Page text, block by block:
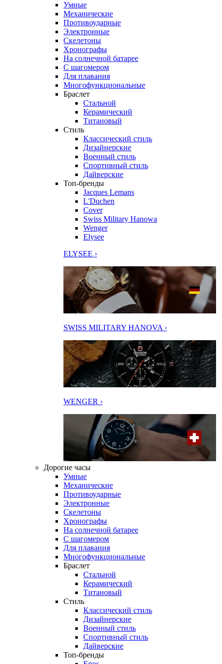
Умные
Механические
Противоударные
Электронные
Скелетоны
Хронографы
На солнечной батарее
С шагомером
Для плавания
Многофункциональные
Браслет
Стальной
Керамический
Титановый
Стиль
Классический стиль
Дизайнерские
Военный стиль
Спортивный стиль
Дайверские
Топ-бренды
Jacques Lemans
L'Duchen
Cover
Swiss Military Hanowa
Wenger
Elysee
ELYSEE ›
SWISS MILITARY HANOVA ›
WENGER ›
Дорогие часы
Умные
Механические
Противоударные
Электронные
Скелетоны
Хронографы
На солнечной батарее
С шагомером
Для плавания
Многофункциональные
Браслет
Стальной
Керамический
Титановый
Стиль
Классический стиль
Дизайнерские
Военный стиль
Спортивный стиль
Дайверские
Топ-бренды